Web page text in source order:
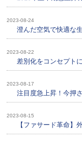
2023-08-24
澄んだ空気で快適な
2023-08-22
差別化をコンセプト
2023-08-17
注目度急上昇！今押
2023-08-15
【ファサード革命】